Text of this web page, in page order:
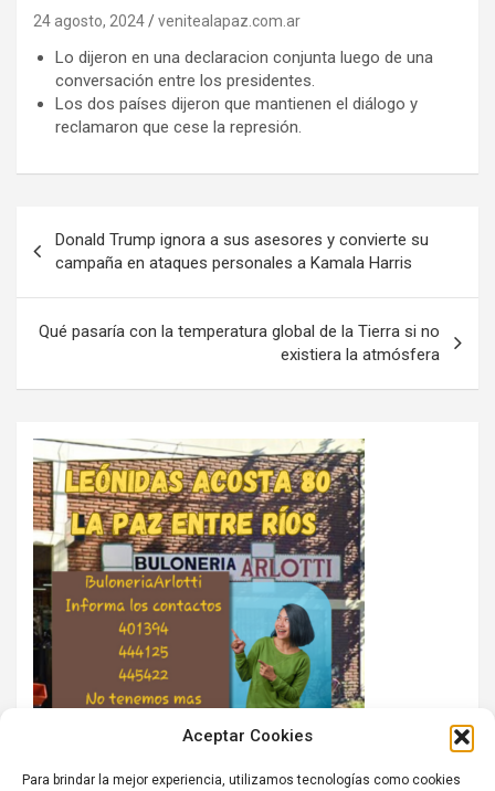
Aceptar Cookies
Para brindar la mejor experiencia, utilizamos tecnologías como cookies
24 agosto, 2024 venitealapaz.com.ar
Lo dijeron en una declaracion conjunta luego de una
conversación entre los presidentes.
Los dos países dijeron que mantienen el diálogo y
reclamaron que cese la represión.
de
entradas
Donald Trump ignora a sus asesores y convierte su
campaña en ataques personales a Kamala Harris
Qué pasaría con la temperatura global de la Tierra si no
existiera la atmósfera